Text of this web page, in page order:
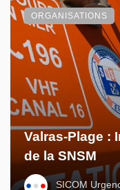
Valras-Plage :
de la SNSM
SICOM
ORGANISATIONS